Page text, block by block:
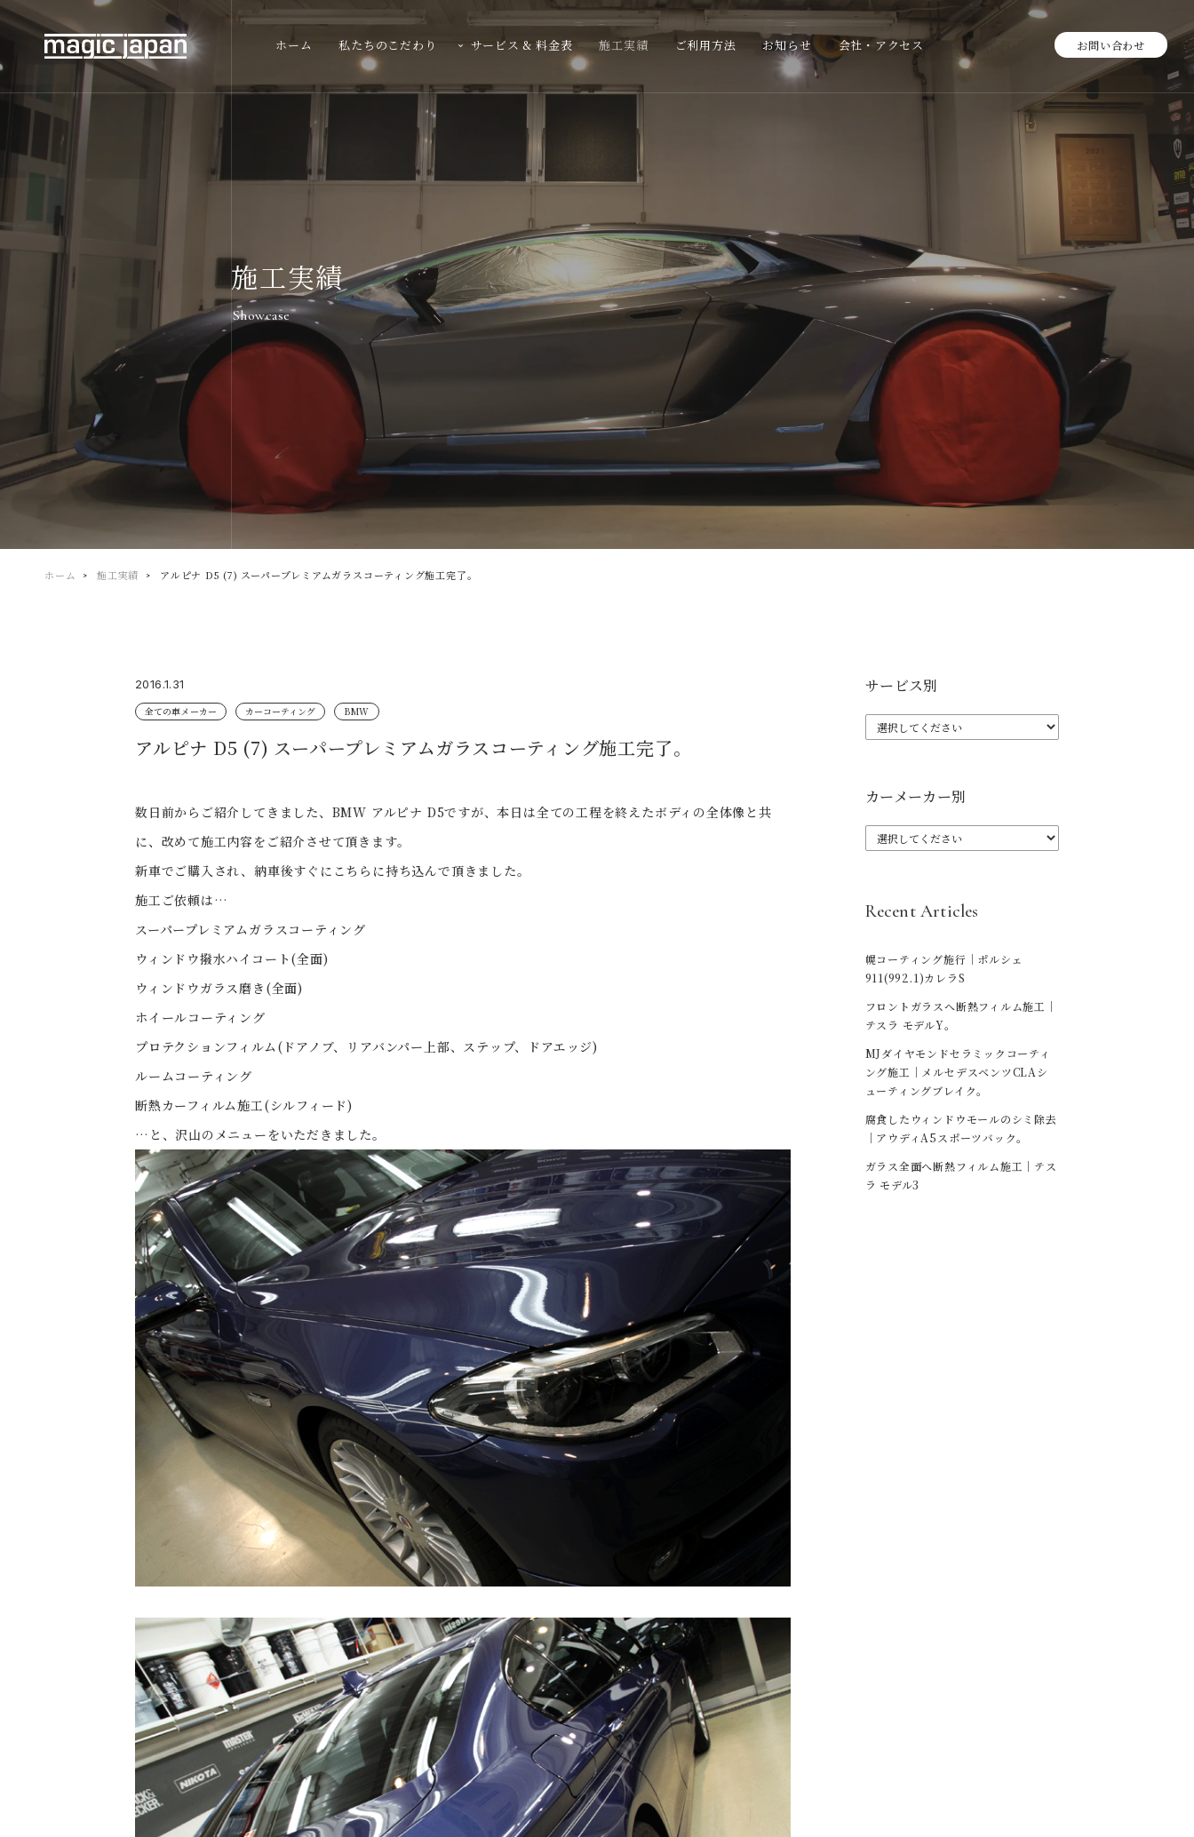
ホーム 私たちのこだわり サービス & 料金表 施工実績 ご利用方法 お知らせ 会社・アクセス お問い合わせ
施工実績
Showcase
ホーム 施工実績 アルピナ D5 (7) スーパープレミアムガラスコーティング施工完了。
2016.1.31
全ての車メーカー カーコーティング BMW
アルピナ D5 (7) スーパープレミアムガラスコーティング施工完了。
数日前からご紹介してきました、BMW アルピナ D5ですが、本日は全ての工程を終えたボディの全体像と共
に、改めて施工内容をご紹介させて頂きます。
新車でご購入され、納車後すぐにこちらに持ち込んで頂きました。
施工ご依頼は…
スーパープレミアムガラスコーティング
ウィンドウ撥水ハイコート(全面)
ウィンドウガラス磨き(全面)
ホイールコーティング
プロテクションフィルム(ドアノブ、リアバンパー上部、ステップ、ドアエッジ)
ルームコーティング
断熱カーフィルム施工(シルフィード)
…と、沢山のメニューをいただきました。
サービス別
カーメーカー別
Recent Articles
幌コーティング施行｜ポルシェ
911(992.1)カレラS
フロントガラスへ断熱フィルム施工｜
テスラ モデルY。
MJダイヤモンドセラミックコーティ
ング施工｜メルセデスベンツCLAシ
ューティングブレイク。
腐食したウィンドウモールのシミ除去
｜アウディA5スポーツバック。
ガラス全面へ断熱フィルム施工｜テス
ラ モデル3